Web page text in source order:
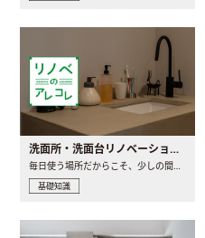
洗面所・洗面台リノベーションの事例と間取りアイデア
基礎知識